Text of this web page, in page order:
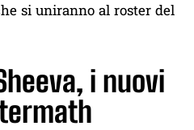
si uniranno al roster del
i nuovi